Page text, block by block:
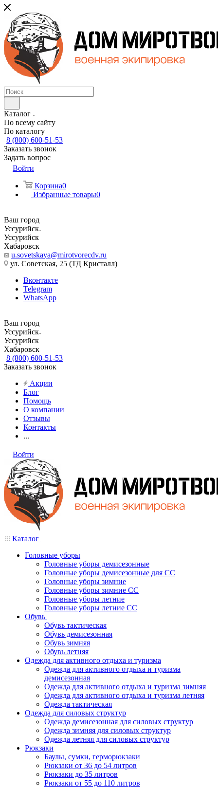
Каталог
По всему сайту
По каталогу
8 (800) 600-51-53
Заказать звонок
Задать вопрос
Войти
Корзина0
Избранные товары0
Ваш город
Уссурийск
Уссурийск
Хабаровск
u.sovetskaya@mirotvorecdv.ru
ул. Советская, 25 (ТД Кристалл)
Вконтакте
Telegram
WhatsApp
Ваш город
Уссурийск
Уссурийск
Хабаровск
8 (800) 600-51-53
Заказать звонок
Акции
Блог
Помощь
О компании
Отзывы
Контакты
...
Войти
Каталог
Головные уборы
Головные уборы демисезонные
Головные уборы демисезонные для СС
Головные уборы зимние
Головные уборы зимние СС
Головные уборы летние
Головные уборы летние СС
Обувь
Обувь тактическая
Обувь демисезонная
Обувь зимняя
Обувь летняя
Одежда для активного отдыха и туризма
Одежда для активного отдыха и туризма
демисезонная
Одежда для активного отдыха и туризма зимняя
Одежда для активного отдыха и туризма летняя
Одежда тактическая
Одежда для силовых структур
Одежда демисезонная для силовых структур
Одежда зимняя для силовых структур
Одежда летняя для силовых структур
Рюкзаки
Баулы, сумки, герморюкзаки
Рюкзаки от 36 до 54 литров
Рюкзаки до 35 литров
Рюкзаки от 55 до 110 литров